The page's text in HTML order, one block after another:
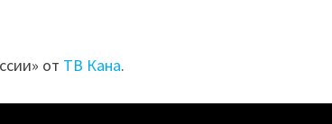
от ТВ Кана.